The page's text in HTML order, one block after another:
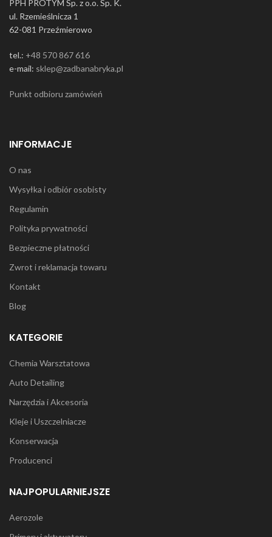
PPH PROTYM Sp. z o.o. Sp. K.
ul. Rzemieślnicza 1
62-081 Przeźmierowo
tel.: +48 570 867 616
e-mail: sklep@zadbanabryka.pl
Punkt odbioru zamówień
INFORMACJE
O nas
Wysyłka i odbiór osobisty
Regulamin
Polityka prywatności
Bezpieczne płatności
Zwrot i reklamacja towaru
Kontakt
Blog
KATEGORIE
Chemia Warsztatowa
Auto Detailing
Narzędzia i Akcesoria
Kleje i Uszczelniacze
Konserwacja
Producenci
NAJPOPULARNIEJSZE
Aerozole